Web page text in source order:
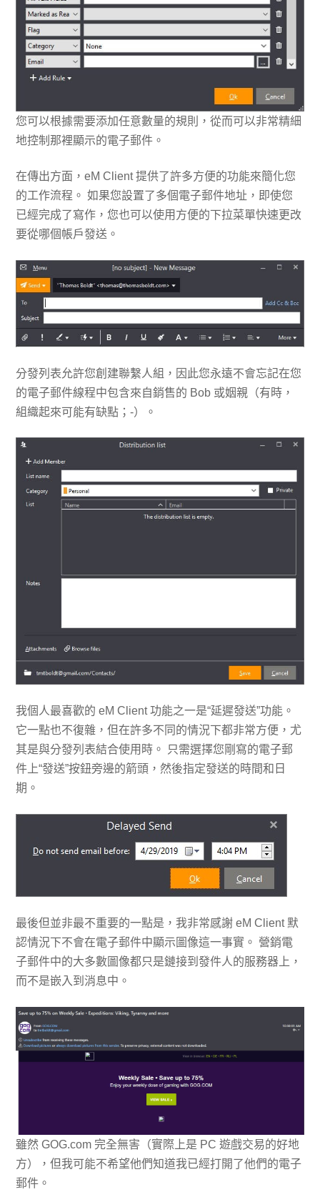
您可以根據需要添加任意數量的規則，從而可以非常精細
地控制那裡顯示的電子郵件。
在傳出方面，eM Client 提供了許多方便的功能來簡化您
的工作流程。 如果您設置了多個電子郵件地址，即使您
已經完成了寫作，您也可以使用方便的下拉菜單快速更改
要從哪個帳戶發送。
分發列表允許您創建聯繫人組，因此您永遠不會忘記在您
的電子郵件線程中包含來自銷售的 Bob 或姻親（有時，
組織起來可能有缺點；-）。
我個人最喜歡的 eM Client 功能之一是“延遲發送”功能。
它一點也不復雜，但在許多不同的情況下都非常方便，尤
其是與分發列表結合使用時。 只需選擇您剛寫的電子郵
件上“發送”按鈕旁邊的箭頭，然後指定發送的時間和日
期。
最後但並非最不重要的一點是，我非常感謝 eM Client 默
認情況下不會在電子郵件中顯示圖像這一事實。 營銷電
子郵件中的大多數圖像都只是鏈接到發件人的服務器上，
而不是嵌入到消息中。
雖然 GOG.com 完全無害（實際上是 PC 遊戲交易的好地
方），但我可能不希望他們知道我已經打開了他們的電子
郵件。